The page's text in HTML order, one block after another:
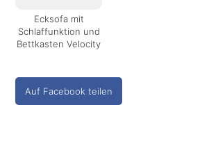
Ecksofa mit
Schlaffunktion und
Bettkasten Velocity
Auf Facebook teilen